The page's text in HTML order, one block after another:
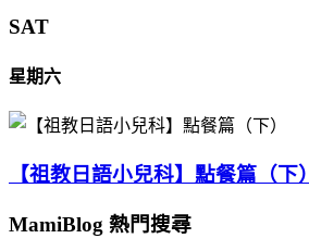
SAT
星期六
【祖教日語小兒科】點餐篇（下）
MamiBlog 熱門搜尋